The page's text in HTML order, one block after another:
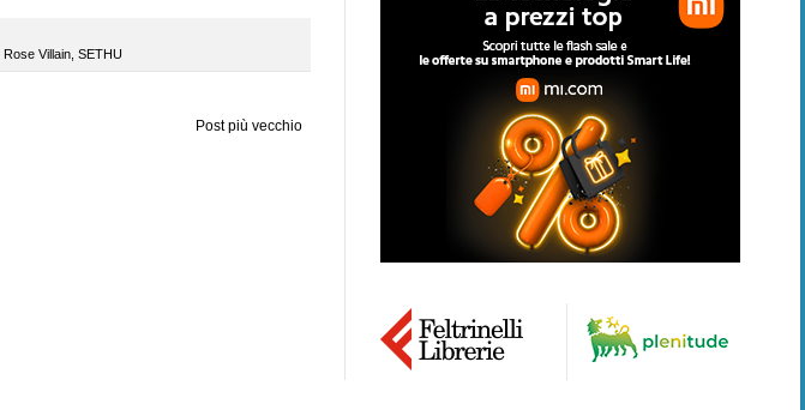
Rose Villain, SETHU
Post più vecchio